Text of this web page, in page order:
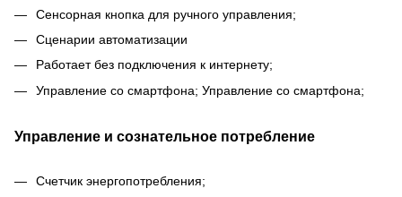
Сенсорная кнопка для ручного управления;
Сценарии автоматизации
Работает без подключения к интернету;
Управление со смартфона; Управление со смартфона;
Управление и сознательное потребление
Счетчик энергопотребления;